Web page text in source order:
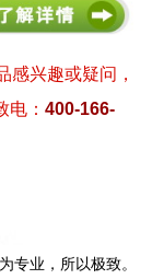
感兴趣或疑问，
： 400-166-
专业，所以极致。